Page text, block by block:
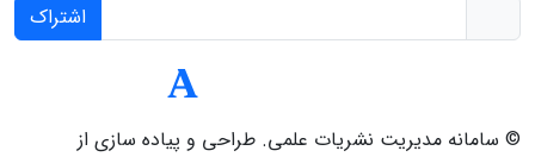
اشتراک
© سامانه مدیریت نشریات علمی. طراحی و پیاده سازی از